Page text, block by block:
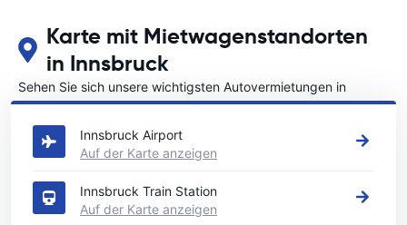
Karte mit Mietwagenstandorten
in Innsbruck
Sehen Sie sich unsere wichtigsten Autovermietungen in
Innsbruck an
Innsbruck Airport
Auf der Karte anzeigen
Innsbruck Train Station
Auf der Karte anzeigen